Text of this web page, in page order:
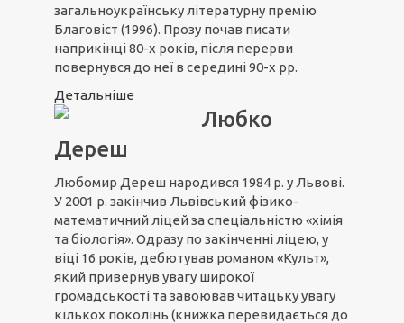
загальноукраїнську літературну премію
Благовіст (1996). Прозу почав писати
наприкінці 80-х років, після перерви
повернувся до неї в середині 90-х рр.
Детальніше
Любко
Дереш
Любомир Дереш народився 1984 р. у Львові.
У 2001 р. закінчив Львівський фізико-
математичний ліцей за спеціальністю «хімія
та біологія». Одразу по закінченні ліцею, у
віці 16 років, дебютував романом «Культ»,
який привернув увагу широкої
громадськості та завоював читацьку увагу
кількох поколінь (книжка перевидається до